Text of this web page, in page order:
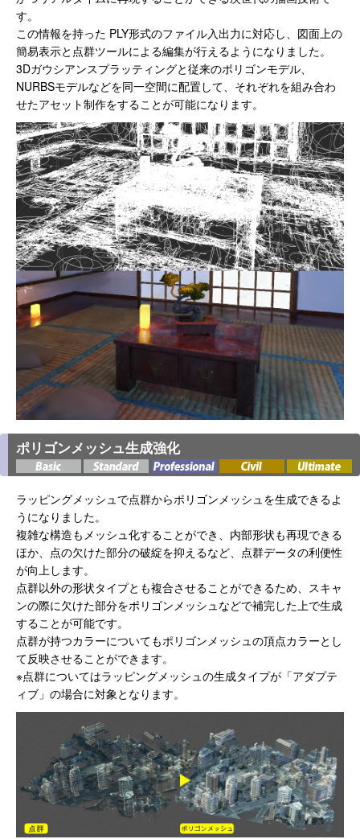
す。
この情報を持った PLY形式のファイル入出力に対応し、図面上の
簡易表示と点群ツールによる編集が行えるようになりました。
3Dガウシアンスプラッティングと従来のポリゴンモデル、
NURBSモデルなどを同一空間に配置して、それぞれを組み合わ
せたアセット制作をすることが可能になります。
ポリゴンメッシュ生成強化
ラッピングメッシュで点群からポリゴンメッシュを生成できるよ
うになりました。
複雑な構造もメッシュ化することができ、内部形状も再現できる
ほか、点の欠けた部分の破綻を抑えるなど、点群データの利便性
が向上します。
点群以外の形状タイプとも複合させることができるため、スキャ
ンの際に欠けた部分をポリゴンメッシュなどで補完した上で生成
することが可能です。
点群が持つカラーについてもポリゴンメッシュの頂点カラーとし
て反映させることができます。
※点群についてはラッピングメッシュの生成タイプが「アダプテ
ィブ」の場合に対象となります。